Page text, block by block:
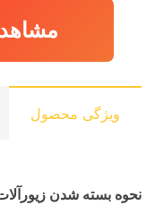
ویژگی محصول
نحوه بسته شدن